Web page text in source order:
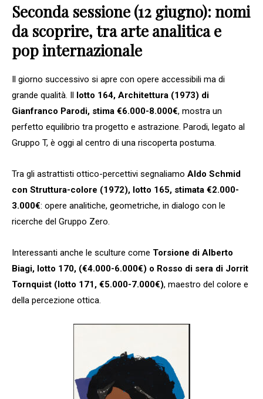
Seconda sessione (12 giugno): nomi
da scoprire, tra arte analitica e
pop internazionale
Il giorno successivo si apre con opere accessibili ma di
grande qualità. Il lotto 164, Architettura (1973) di
Gianfranco Parodi, stima €6.000-8.000€, mostra un
perfetto equilibrio tra progetto e astrazione. Parodi, legato al
Gruppo T, è oggi al centro di una riscoperta postuma.
Tra gli astrattisti ottico-percettivi segnaliamo Aldo Schmid
con Struttura-colore (1972), lotto 165, stimata €2.000-
3.000€: opere analitiche, geometriche, in dialogo con le
ricerche del Gruppo Zero.
Interessanti anche le sculture come Torsione di Alberto
Biagi, lotto 170, (€4.000-6.000€) o Rosso di sera di Jorrit
Tornquist (lotto 171, €5.000-7.000€), maestro del colore e
della percezione ottica.